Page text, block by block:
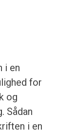
i en
for
og
Sådan
i en